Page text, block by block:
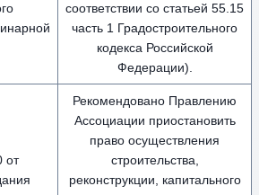
соответствии со статьей 55.15
часть 1 Градостроительного
кодекса Российской
Федерации).
от
Рекомендовано Правлению
Ассоциации приостановить
право осуществления
строительства,
реконструкции, капитального